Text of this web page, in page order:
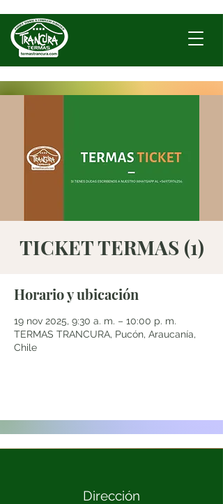
TICKET TERMAS (1)
Horario y ubicación
19 nov 2025, 9:30 a. m. – 10:00 p. m.
TERMAS TRANCURA, Pucón, Araucanía,
Chile
Dirección